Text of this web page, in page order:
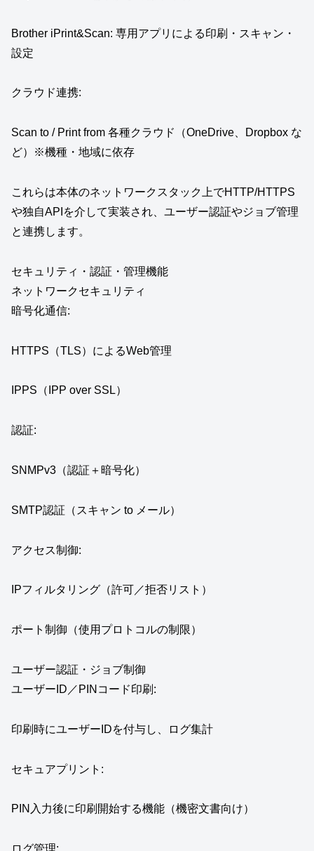
Brother iPrint&Scan: 専用アプリによる印刷・スキャン・
設定
クラウド連携:
Scan to / Print from 各種クラウド（OneDrive、Dropbox な
ど）※機種・地域に依存
これらは本体のネットワークスタック上でHTTP/HTTPS
や独自APIを介して実装され、ユーザー認証やジョブ管理
と連携します。
セキュリティ・認証・管理機能
ネットワークセキュリティ
暗号化通信:
HTTPS（TLS）によるWeb管理
IPPS（IPP over SSL）
認証:
SNMPv3（認証＋暗号化）
SMTP認証（スキャン to メール）
アクセス制御:
IPフィルタリング（許可／拒否リスト）
ポート制御（使用プロトコルの制限）
ユーザー認証・ジョブ制御
ユーザーID／PINコード印刷:
印刷時にユーザーIDを付与し、ログ集計
セキュアプリント:
PIN入力後に印刷開始する機能（機密文書向け）